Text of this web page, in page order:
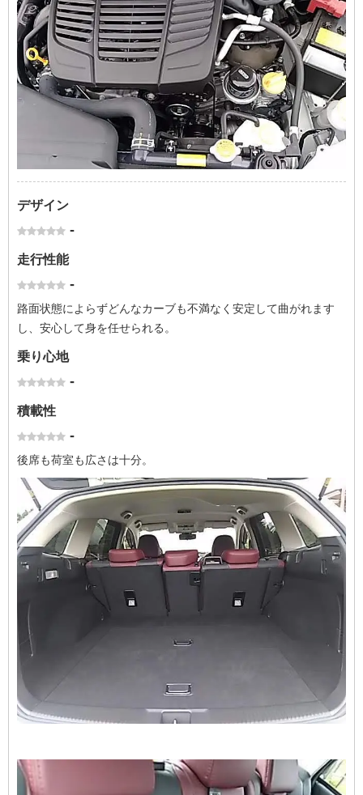
デザイン
-
走行性能
-
路面状態によらずどんなカーブも不満なく安定して曲がれます
し、安心して身を任せられる。
乗り心地
-
積載性
-
後席も荷室も広さは十分。